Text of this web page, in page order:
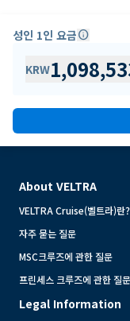
성인 1인 요금info
KRW
About VELTRA
VELTRA Cruise(벨트라)란?
자주 묻는 질문
MSC크루즈에 관한 질문
프린세스 크루즈에 관한 질문
Legal Information